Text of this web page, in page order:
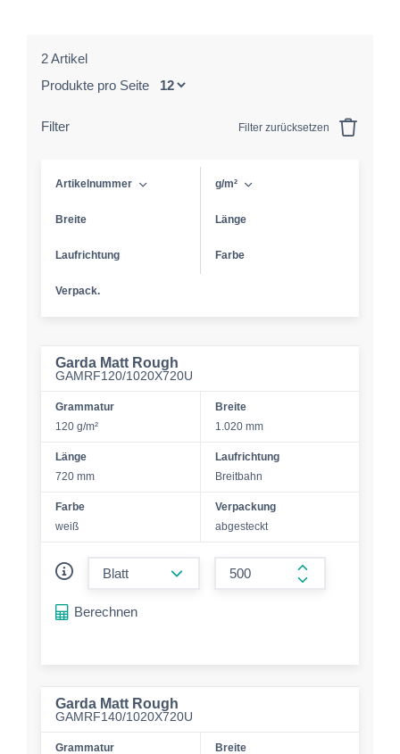
2 Artikel
Produkte pro Seite
Filter Filter zurücksetzen
Artikelnummer g/m²
Breite Länge
Laufrichtung Farbe
Verpack.
Garda Matt Rough
GAMRF120/1020X720U
Grammatur
120 g/m²
Breite
1.020 mm
Länge
720 mm
Laufrichtung
Breitbahn
Farbe
weiß
Verpackung
abgesteckt
form.increase-
Berechnen
Garda Matt Rough
GAMRF140/1020X720U
Grammatur Breite